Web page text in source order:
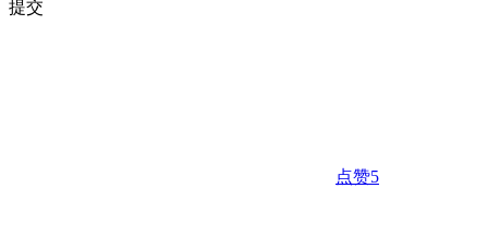
提交
点赞5